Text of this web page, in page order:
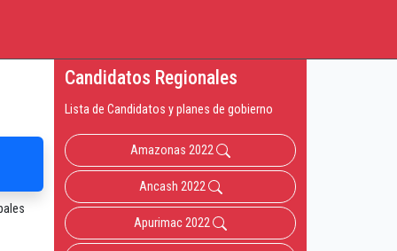
Candidatos Regionales
Lista de Candidatos y planes de gobierno
Amazonas 2022
Ancash 2022
Apurimac 2022